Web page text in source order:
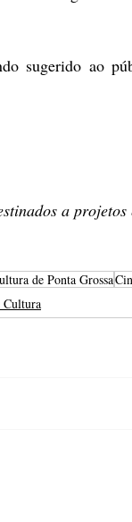
sugerido ao
a
de Ponta Grossa
Cultura